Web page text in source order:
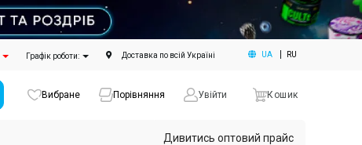
Графік роботи: Доставка по всій Україні UA RU
Вибране Порівняння Увійти Кошик
Дивитись оптовий прайс